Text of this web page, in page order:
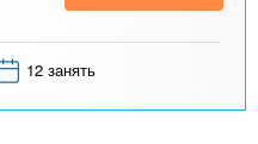
12 занять